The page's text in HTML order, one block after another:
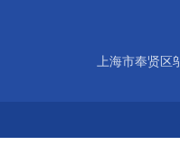
上海市奉贤